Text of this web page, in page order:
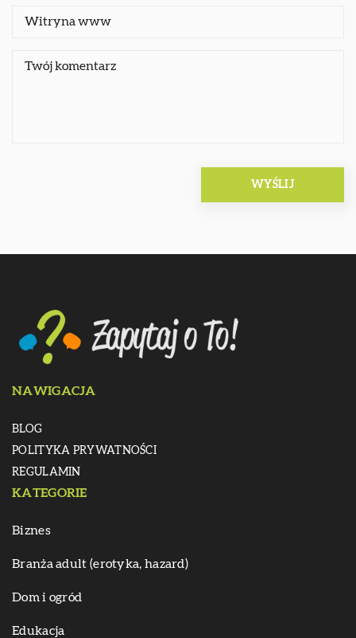
NAWIGACJA
BLOG
POLITYKA PRYWATNOŚCI
REGULAMIN
KATEGORIE
Biznes
Branża adult (erotyka, hazard)
Dom i ogród
Edukacja